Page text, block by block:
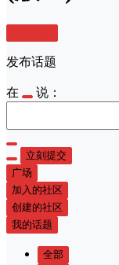
发布话题
在 说：
立刻提交
广场
加入的社区
创建的社区
我的话题
全部